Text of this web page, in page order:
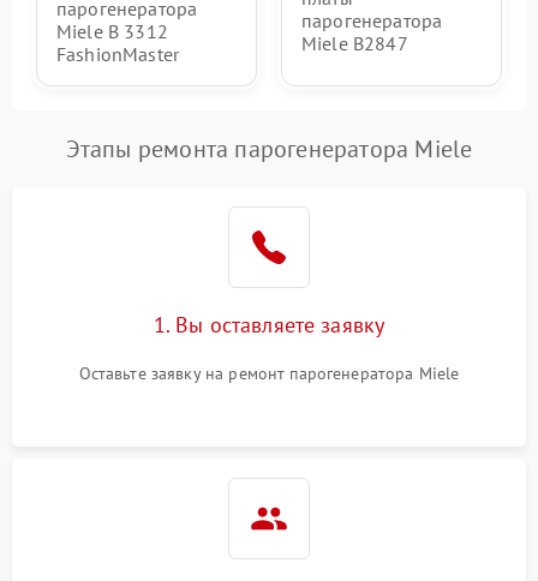
парогенератора
Miele B 3312
FashionMaster
парогенератора
Miele B2847
Этапы ремонта парогенератора Miele
1. Вы оставляете заявку
Оставьте заявку на ремонт парогенератора Miele